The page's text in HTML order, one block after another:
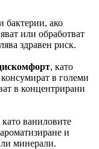
бактерии, ако
или обработват
здравен риск.
, като
в големи
в концентрирани
като ваниловите
и
минерали.